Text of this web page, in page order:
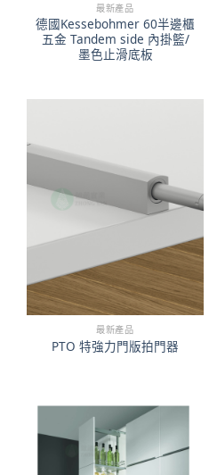
最新產品
德國Kessebohmer 60半邊櫃
五金 Tandem side 內掛籃/
墨色止滑底板
最新產品
PTO 特強力門版拍門器